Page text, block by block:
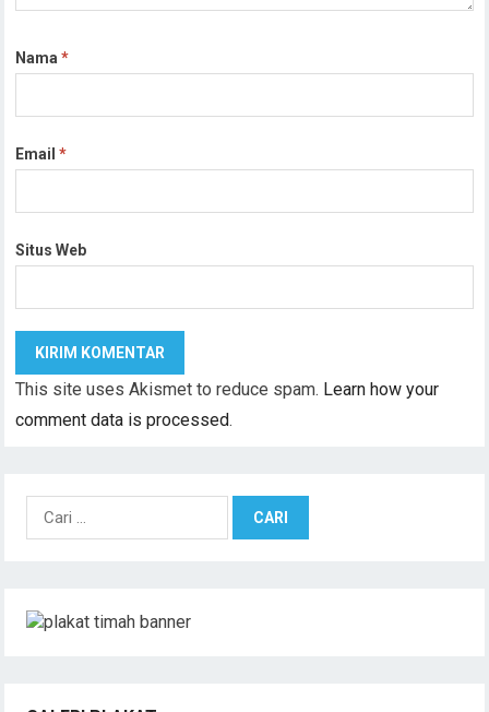
Nama*
Email*
Situs Web
This site uses Akismet to reduce spam. Learn how your
comment data is processed.
n